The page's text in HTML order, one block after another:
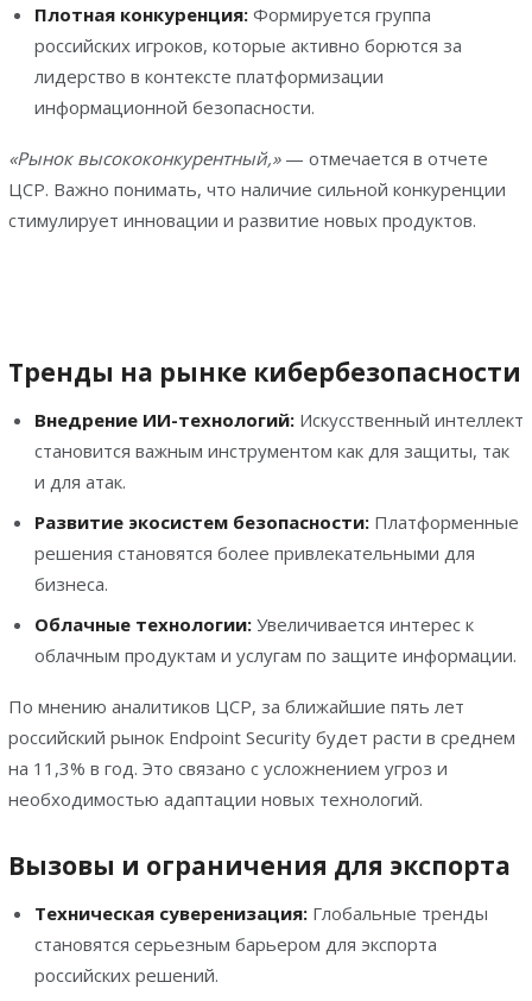
Плотная конкуренция:Формируется группа
российских игроков, которые активно борются за
лидерство в контексте платформизации
информационной безопасности.
«Рынок высококонкурентный,»— отмечается в отчете
ЦСР. Важно понимать, что наличие сильной конкуренции
стимулирует инновации и развитие новых продуктов.
Тренды на рынке кибербезопасности
Внедрение ИИ-технологий:Искусственный интеллект
становится важным инструментом как для защиты, так
и для атак.
Развитие экосистем безопасности:Платформенные
решения становятся более привлекательными для
бизнеса.
Облачные технологии:Увеличивается интерес к
облачным продуктам и услугам по защите информации.
По мнению аналитиков ЦСР, за ближайшие пять лет
российский рынок Endpoint Security будет расти в среднем
на 11,3% в год. Это связано с усложнением угроз и
необходимостью адаптации новых технологий.
Вызовы и ограничения для экспорта
Техническая суверенизация:Глобальные тренды
становятся серьезным барьером для экспорта
российских решений.